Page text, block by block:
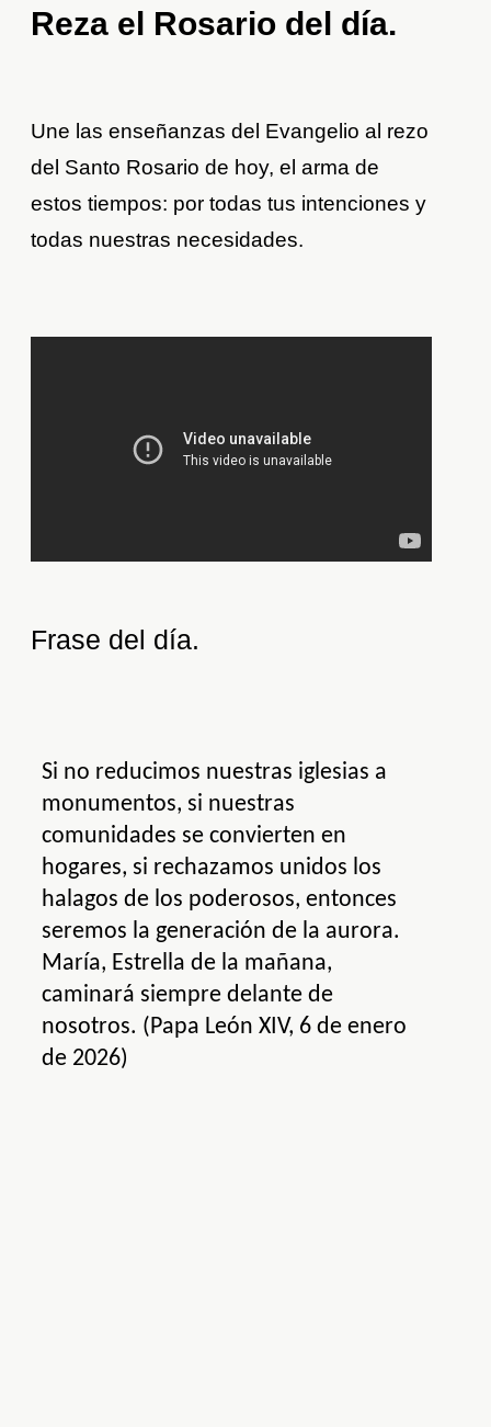
Reza el Rosario del día.
Une las enseñanzas del Evangelio al rezo
del Santo Rosario de hoy, el arma de
estos tiempos: por todas tus intenciones y
todas nuestras necesidades.
Frase del día.
Si no reducimos nuestras iglesias a
monumentos, si nuestras
comunidades se convierten en
hogares, si rechazamos unidos los
halagos de los poderosos, entonces
seremos la generación de la aurora.
María, Estrella de la mañana,
caminará siempre delante de
nosotros. (Papa León XIV, 6 de enero
de 2026)